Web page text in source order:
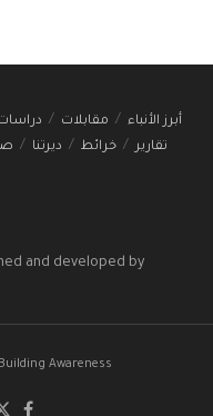
أبرز الأنباء مقابلات
تقارير
خرائط ديرتنا
and developed by
Awareness